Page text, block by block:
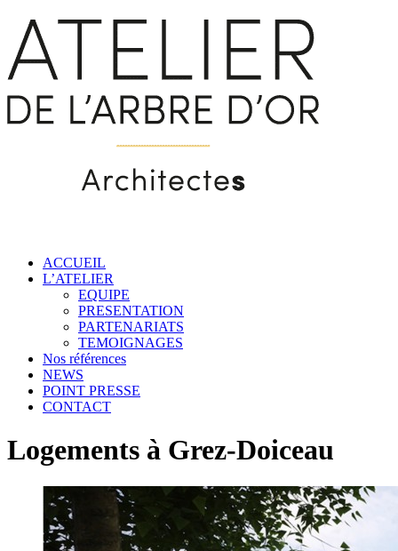
ACCUEIL
L’ATELIER
EQUIPE
PRESENTATION
PARTENARIATS
TEMOIGNAGES
Nos références
NEWS
POINT PRESSE
CONTACT
Logements à Grez-Doiceau